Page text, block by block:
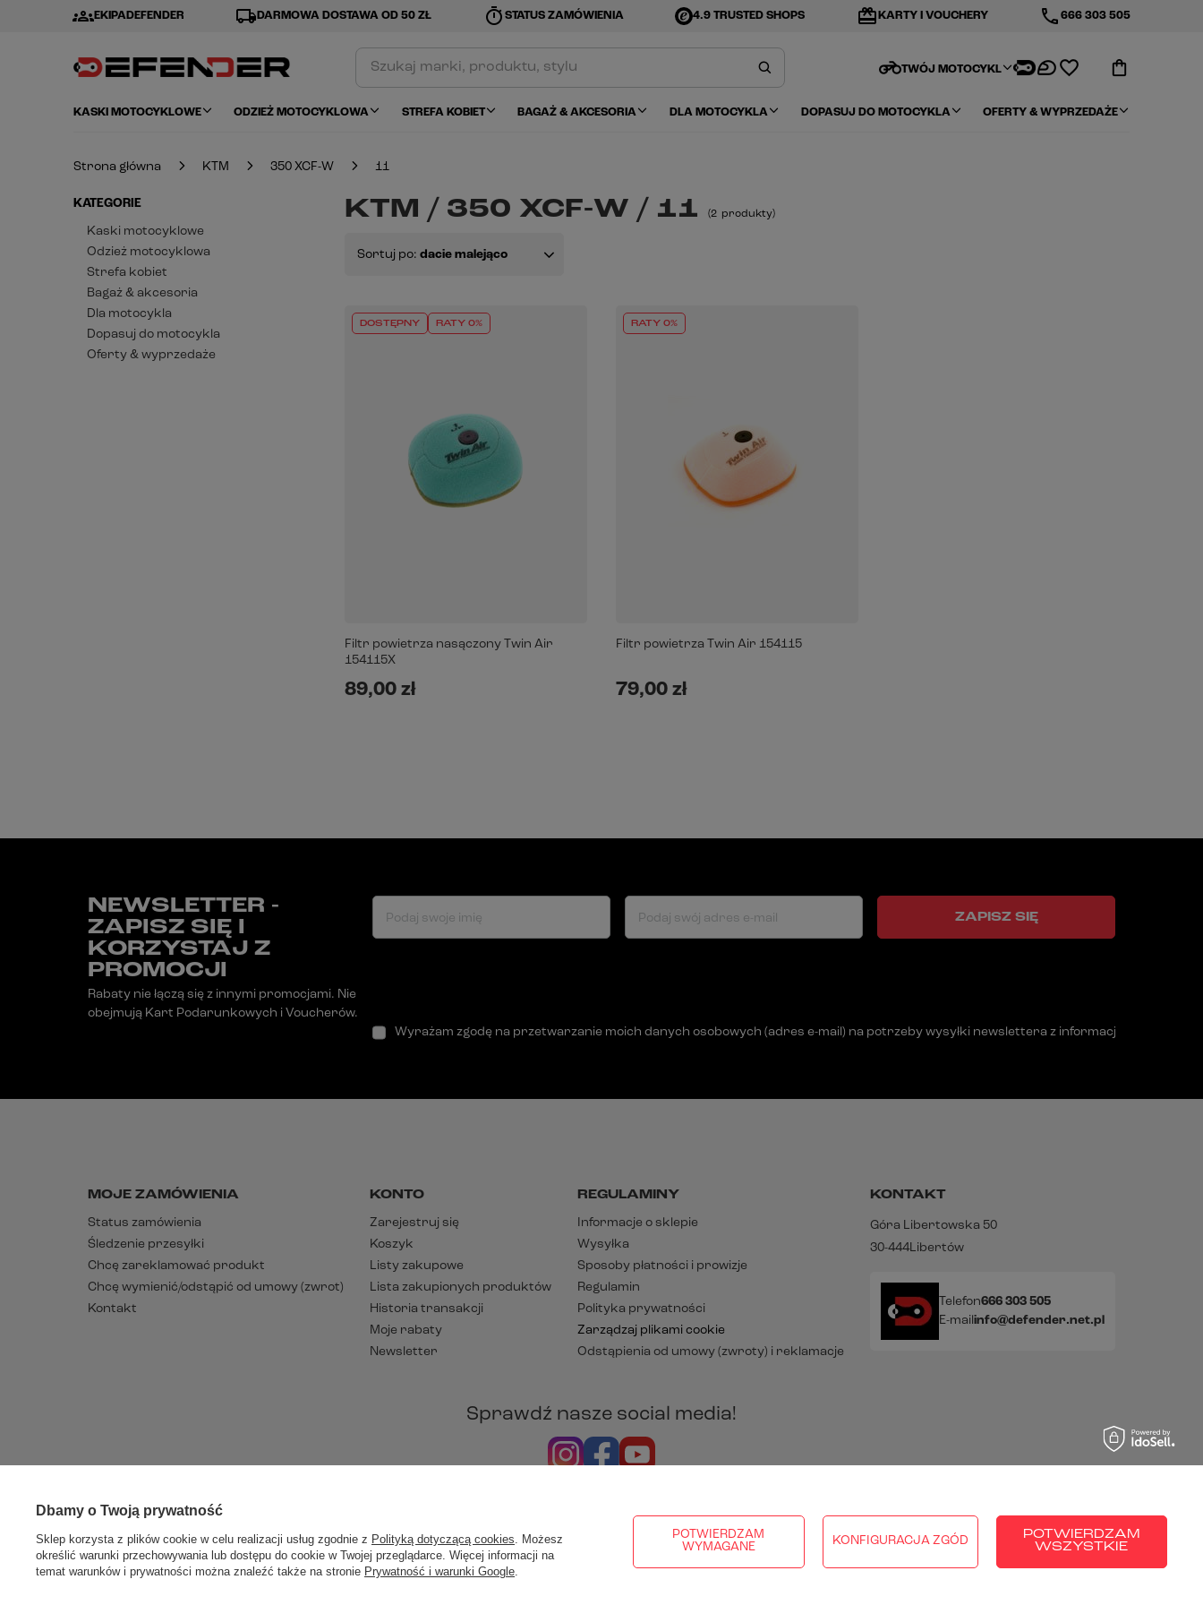
groupsEKIPADEFENDER local_shippingDARMOWA DOSTAWA OD 50 ZŁ timer STATUS ZAMÓWIENIA 4.9 TRUSTED SHOPS redeem KARTY I VOUCHERY phone666 303 505
motorcycleTWÓJ MOTOCYKL
KASKI MOTOCYKLOWE ODZIEŻ MOTOCYKLOWA STREFA KOBIET BAGAŻ & AKCESORIA DLA MOTOCYKLA DOPASUJ DO MOTOCYKLA OFERTY & WYPRZEDAŻE
Strona główna KTM 350 XCF-W 11
KATEGORIE
Kaski motocyklowe
Odzież motocyklowa
Strefa kobiet
Bagaż & akcesoria
Dla motocykla
Dopasuj do motocykla
Oferty & wyprzedaże
KTM / 350 XCF-W / 11 (2 produkty)
Sortuj po: dacie malejąco
DOSTĘPNY RATY 0%
Filtr powietrza nasączony Twin Air
154115X
89,00 zł
RATY 0%
Filtr powietrza Twin Air 154115
79,00 zł
NEWSLETTER -
ZAPISZ SIĘ I
KORZYSTAJ Z
PROMOCJI
Rabaty nie łączą się z innymi promocjami. Nie
obejmują Kart Podarunkowych i Voucherów.
Podaj swoje imię Podaj swój adres e-mail
Wyrażam zgodę na przetwarzanie moich danych osobowych (adres e-mail) na potrzeby wysyłki newslettera z informacją handlową
ZAPISZ SIĘ
MOJE ZAMÓWIENIA
Status zamówienia
Śledzenie przesyłki
Chcę zareklamować produkt
Chcę wymienić/odstąpić od umowy (zwrot)
Kontakt
KONTO
Zarejestruj się
Koszyk
Listy zakupowe
Lista zakupionych produktów
Historia transakcji
Moje rabaty
Newsletter
REGULAMINY
Informacje o sklepie
Wysyłka
Sposoby płatności i prowizje
Regulamin
Polityka prywatności
Zarządzaj plikami cookie
Odstąpienia od umowy (zwroty) i reklamacje
KONTAKT
Góra Libertowska 50
30-444Libertów
Telefon666 303 505
E-mailinfo@defender.net.pl
Sprawdź nasze social media!
Dbamy o Twoją prywatność
Sklep korzysta z plików cookie w celu realizacji usług zgodnie z Polityką dotyczącą cookies . Możesz
określić warunki przechowywania lub dostępu do cookie w Twojej przeglądarce. Więcej informacji na
temat warunków i prywatności można znaleźć także na stronie Prywatność i warunki Google
POTWIERDZAM
WYMAGANE
KONFIGURACJA ZGÓD
POTWIERDZAM
WSZYSTKIE